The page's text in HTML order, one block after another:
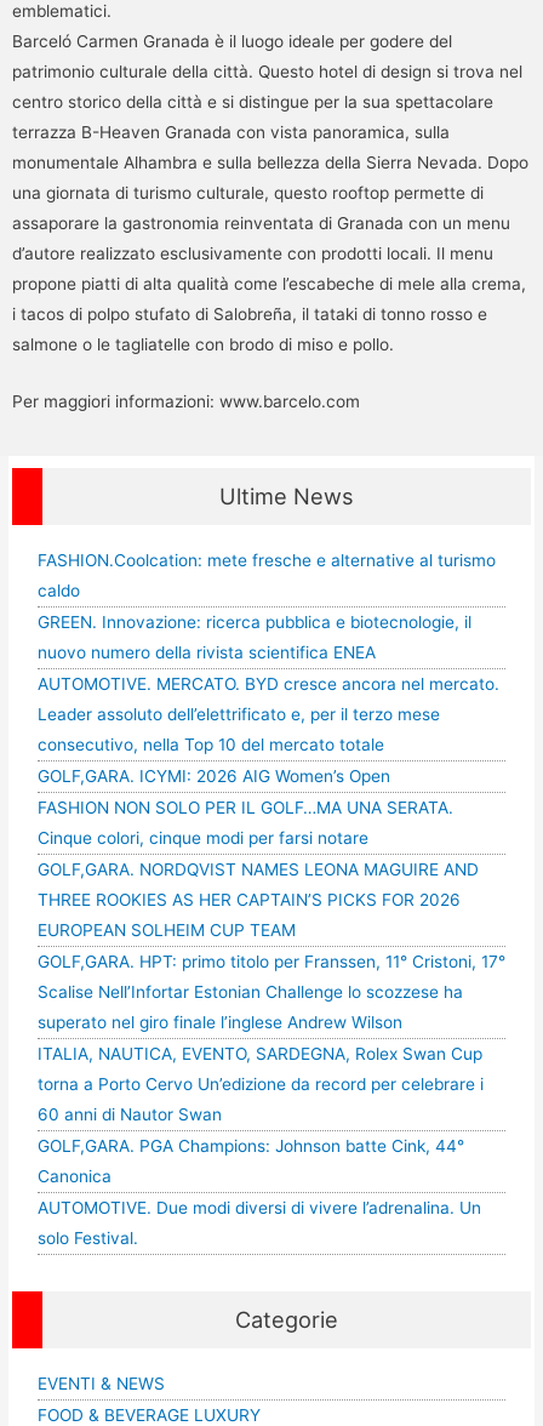
emblematici.
Barceló Carmen Granada è il luogo ideale per godere del
patrimonio culturale della città. Questo hotel di design si trova nel
centro storico della città e si distingue per la sua spettacolare
terrazza B-Heaven Granada con vista panoramica, sulla
monumentale Alhambra e sulla bellezza della Sierra Nevada. Dopo
una giornata di turismo culturale, questo rooftop permette di
assaporare la gastronomia reinventata di Granada con un menu
d’autore realizzato esclusivamente con prodotti locali. Il menu
propone piatti di alta qualità come l’escabeche di mele alla crema,
i tacos di polpo stufato di Salobreña, il tataki di tonno rosso e
salmone o le tagliatelle con brodo di miso e pollo.
Per maggiori informazioni: www.barcelo.com
Ultime News
FASHION.Coolcation: mete fresche e alternative al turismo
caldo
GREEN. Innovazione: ricerca pubblica e biotecnologie, il
nuovo numero della rivista scientifica ENEA
AUTOMOTIVE. MERCATO. BYD cresce ancora nel mercato.
Leader assoluto dell’elettrificato e, per il terzo mese
consecutivo, nella Top 10 del mercato totale
GOLF,GARA. ICYMI: 2026 AIG Women’s Open
FASHION NON SOLO PER IL GOLF…MA UNA SERATA.
Cinque colori, cinque modi per farsi notare
GOLF,GARA. NORDQVIST NAMES LEONA MAGUIRE AND
THREE ROOKIES AS HER CAPTAIN’S PICKS FOR 2026
EUROPEAN SOLHEIM CUP TEAM
GOLF,GARA. HPT: primo titolo per Franssen, 11° Cristoni, 17°
Scalise Nell’Infortar Estonian Challenge lo scozzese ha
superato nel giro finale l’inglese Andrew Wilson
ITALIA, NAUTICA, EVENTO, SARDEGNA, Rolex Swan Cup
torna a Porto Cervo Un’edizione da record per celebrare i
60 anni di Nautor Swan
GOLF,GARA. PGA Champions: Johnson batte Cink, 44°
Canonica
AUTOMOTIVE. Due modi diversi di vivere l’adrenalina. Un
solo Festival.
Categorie
EVENTI & NEWS
FOOD & BEVERAGE LUXURY